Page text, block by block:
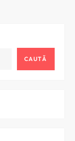
CAUTĂ